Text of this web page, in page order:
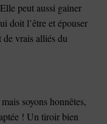
peut aussi gainer
doit l’être et épouser
de vrais alliés du
soyons honnêtes,
! Un tiroir bien